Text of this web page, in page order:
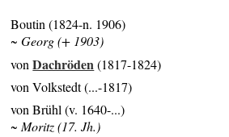
Boutin (1824-n. 1906)
~ Georg (+ 1903)
vonDachröden(1817-1824)
von Volkstedt (...-1817)
von Brühl (v. 1640-...)
~ Moritz (17. Jh.)